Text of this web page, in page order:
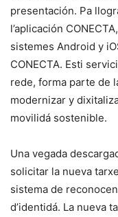
presentación. Pa
l’aplicación
sistemes Android y
CONECTA. Esti
rede, forma parte de
modernizar y
movilidá sostenible.
Una vegada
solicitar la nueva
sistema de
d’identidá. La nueva